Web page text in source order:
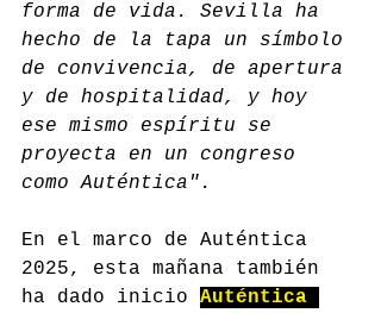
forma de vida. Sevilla ha
hecho de la tapa un símbolo
de convivencia, de apertura
y de hospitalidad, y hoy
ese mismo espíritu se
proyecta en un congreso
como Auténtica".
En el marco de Auténtica
2025, esta mañana también
ha dado inicio Auténtica